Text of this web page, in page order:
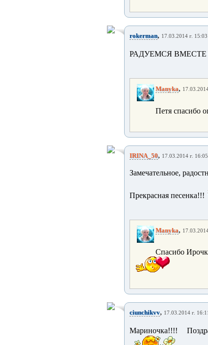
rokerman, 17.03.2014 г. 15:03
РАДУЕМСЯ
Manyka,
Петя спасибо
IRINA_50, 17.03.2014 г. 16:05
Замечательное,
Прекрасная песенка!!!
Manyka,
Спасибо
ciunchikvv, 17.03.2014 г. 16:11
Мариночка!!!!